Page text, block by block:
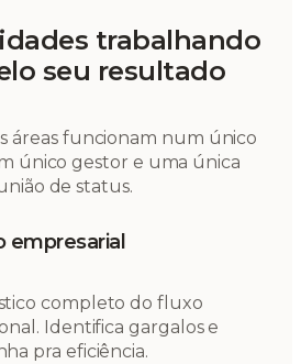
trabalhando
seu resultado
áreas funcionam num único
único gestor e uma única
de status.
empresarial
completo do fluxo
Identifica gargalos e
pra eficiência.